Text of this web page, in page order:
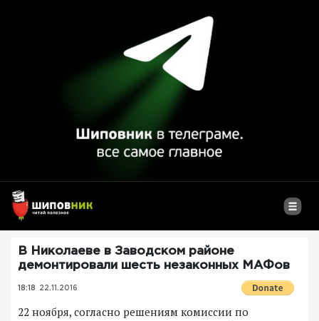
В Николаеве в Заводском районе
демонтировали шесть незаконных МАФов
18:18 22.11.2016
22 ноября, согласно решениям комиссии по